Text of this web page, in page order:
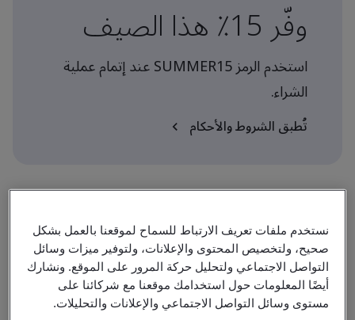
وفّر 15٪ هذا الصيف
استخدم الرمز SUMMER15 عند إتمام عملية
الشراء.
تُطبق الشروط والأحكام
مستوى
المدقق القيادي
مدة
نستخدم ملفات تعريف الارتباط للسماح لموقعنا بالعمل بشكل
صحيح، ولتخصيص المحتوى والإعلانات، ولتوفير ميزات وسائل
التواصل الاجتماعي ولتحليل حركة المرور على الموقع. ونشارك
أيضًا المعلومات حول استخدامك موقعنا مع شركائنا على
مستوى وسائل التواصل الاجتماعي والإعلانات والتحليلات.